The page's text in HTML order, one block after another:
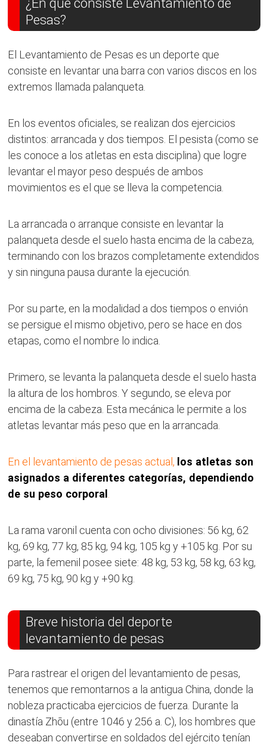
Pesas?
El Levantamiento de Pesas es un deporte que
consiste en levantar una barra con varios discos en los
extremos llamada palanqueta.
En los eventos oficiales, se realizan dos ejercicios
distintos: arrancada y dos tiempos. El pesista (como se
les conoce a los atletas en esta disciplina) que logre
levantar el mayor peso después de ambos
movimientos es el que se lleva la competencia.
La arrancada o arranque consiste en levantar la
palanqueta desde el suelo hasta encima de la cabeza,
terminando con los brazos completamente extendidos
y sin ninguna pausa durante la ejecución.
Por su parte, en la modalidad a dos tiempos o envión
se persigue el mismo objetivo, pero se hace en dos
etapas, como el nombre lo indica.
Primero, se levanta la palanqueta desde el suelo hasta
la altura de los hombros. Y segundo, se eleva por
encima de la cabeza. Esta mecánica le permite a los
atletas levantar más peso que en la arrancada.
En el levantamiento de pesas actual, los atletas son
asignados a diferentes categorías, dependiendo
de su peso corporal
La rama varonil cuenta con ocho divisiones: 56 kg, 62
kg, 69 kg, 77 kg, 85 kg, 94 kg, 105 kg y +105 kg. Por su
parte, la femenil posee siete: 48 kg, 53 kg, 58 kg, 63 kg,
69 kg, 75 kg, 90 kg y +90 kg.
Breve historia del deporte
levantamiento de pesas
Para rastrear el origen del levantamiento de pesas,
tenemos que remontarnos a la antigua China, donde la
nobleza practicaba ejercicios de fuerza. Durante la
dinastía Zhōu (entre 1046 y 256 a. C), los hombres que
deseaban convertirse en soldados del ejército tenían